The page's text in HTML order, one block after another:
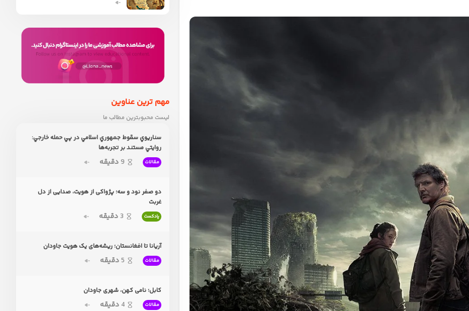
مهم ترین عناوین
لیست محبوبترین مطالب ما
سناريوي سقوط جمهوري اسلامي در پي حمله خارجي:
روايتي مستند بر تجربه‌ها
مقالات 9دقیقه
دو صفر نود و سه؛ پژواکی از هویت، صدایی از دل
غربت
پادکست 3دقیقه
آریانا تا افغانستان؛ ریشه‌های یک هویت جاودان
مقالات 5دقیقه
کابل؛ نامی کهن، شهری جاودان
مقالات 4دقیقه